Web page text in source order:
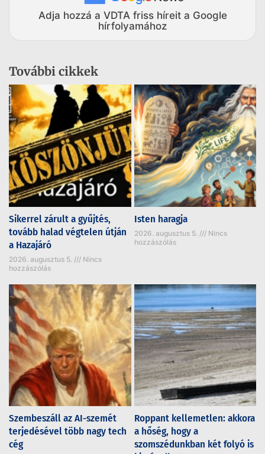
Adja hozzá a VDTA friss híreit a Google
hírfolyamához
További cikkek
Sikerrel zárult a gyűjtés,
tovább halad végtelen útján
a Hazajáró
2026. augusztus 5.
Nincs
hozzászólás
Isten haragja
2026. augusztus 5.
Nincs
hozzászólás
Szembeszáll az AI-szemét
terjedésével több nagy tech
cég
Roppant kellemetlen: akkora
a hőség, hogy a
szomszédunkban két folyó is